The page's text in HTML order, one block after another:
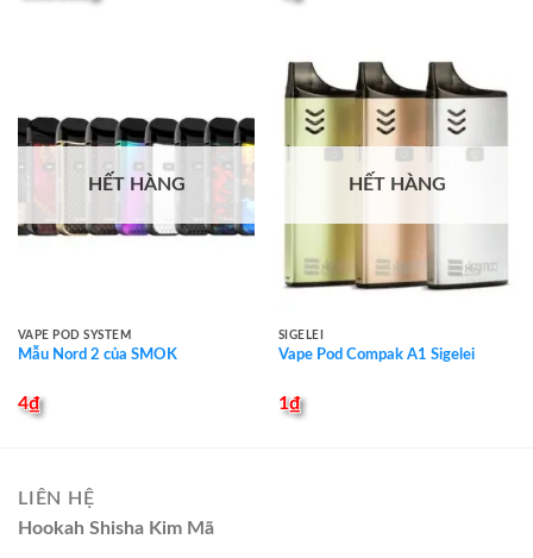
HẾT HÀNG
VAPE POD SYSTEM
Mẫu Nord 2 của SMOK
4₫
HẾT HÀNG
SIGELEI
Vape Pod Compak A1 Sigelei
1₫
LIÊN HỆ
Hookah Shisha Kim Mã